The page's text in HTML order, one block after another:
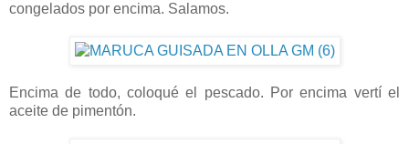
congelados por encima. Salamos.
Encima de todo, coloqué el pescado. Por encima vertí el
aceite de pimentón.